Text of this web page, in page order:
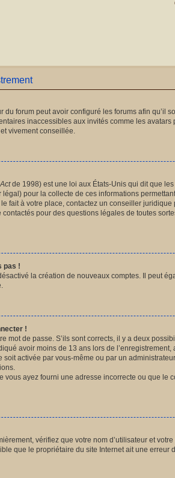
du forum peut avoir configuré les forums afin qu’il
inaccessibles aux invités comme les
vivement conseillée.
de 1998) est une loi aux États-Unis qui dit que
pour la collecte de ces informations
fait à votre place, contactez un conseiller
pour des questions légales de toutes
pas !
la création de nouveaux comptes. Il peut
!
mot de passe. S’ils sont corrects, il y a deux
avoir moins de 13 ans lors de
activée par vous-même ou par un
vous ayez fourni une adresse incorrecte ou que
vérifiez que votre nom d’utilisateur et
que le propriétaire du site Internet ait une erreur